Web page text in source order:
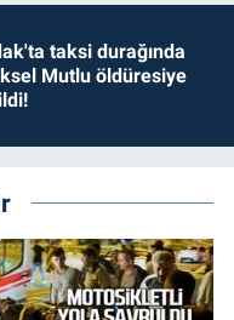
taksi durağında
Mutlu öldüresiye